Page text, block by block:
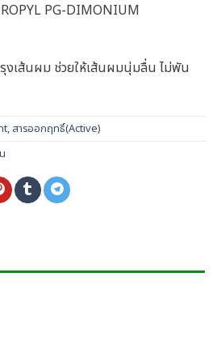
PG-DIMONIUM
งเส้นผม ช่วยให้เส้นผมนุ่มลื่น ไม่พัน
, สารออกฤทธิ์(Active)